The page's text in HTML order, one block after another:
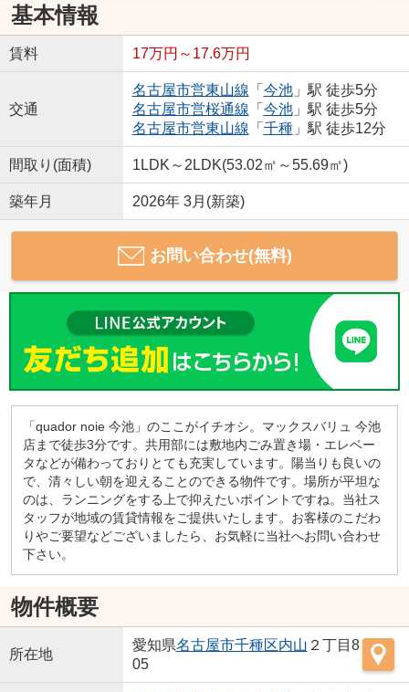
基本情報
賃料 17万円～17.6万円
交通
名古屋市営東山線 「 今池」駅 徒歩5分
名古屋市営桜通線 「 今池」駅 徒歩5分
名古屋市営東山線 「 千種」駅 徒歩12分
間取り(面積) 1LDK～2LDK(53.02㎡～55.69㎡)
築年月 2026年 3月(新築)
お問い合わせ(無料)
「quador noie 今池」のここがイチオシ。マックスバリュ 今池
店まで徒歩3分です。共用部には敷地内ごみ置き場・エレベー
タなどが備わっておりとても充実しています。陽当りも良いの
で、清々しい朝を迎えることのできる物件です。場所が平坦な
のは、ランニングをする上で抑えたいポイントですね。当社ス
タッフが地域の賃貸情報をご提供いたします。お客様のこだわ
りやご要望などございましたら、お気軽に当社へお問い合わせ
下さい。
物件概要
所在地
愛知県名古屋市千種区内山 ２丁目8
05